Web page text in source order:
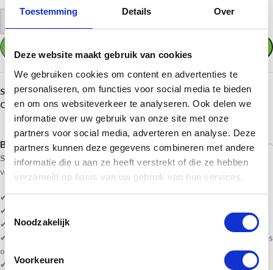
Toestemming Details Over
Deze website maakt gebruik van cookies
We gebruiken cookies om content en advertenties te
personaliseren, om functies voor social media te bieden
en om ons websiteverkeer te analyseren. Ook delen we
informatie over uw gebruik van onze site met onze
partners voor social media, adverteren en analyse. Deze
partners kunnen deze gegevens combineren met andere
informatie die u aan ze heeft verstrekt of die ze hebben
verzameld op basis van uw gebruik van hun services.
Toestemmingsselectie
Noodzakelijk
Voorkeuren
SKU:Glas Award - GL.052
Categorie:Glasstandaards
Beschrijving
Sportprijzennederland.nl levert deze glasstandaards
direct uit
voorraad. En kan daardoor
snel geleverd worden!
✔ Ontwerp naar eigen keuze!
✔ 1. Vul uw tekst in
✔ 2. Upload uw eigen logo
✔ U kunt uw wensen qua graveren/ontwerp aangeven bij bestelnotities
op de afrekenpagina!
✔
Levertijd? 2-5 werkdagen!